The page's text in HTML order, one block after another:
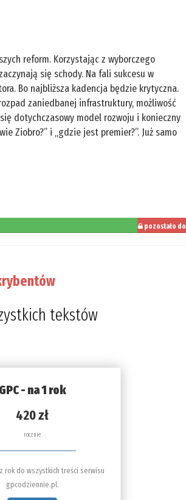
reform. Korzystając z wyborczego
się schody. Na fali sukcesu w
Bo najbliższa kadencja będzie krytyczna.
zaniedbanej infrastruktury, możliwość
dotychczasowy model rozwoju i konieczny
Ziobro?” i „gdzie jest premier?”. Już samo
pozostało do
tekstów
GPC - na 1 rok
420 zł
rocznie
rok do wszystkich treści serwisu
gpcodziennie.pl.